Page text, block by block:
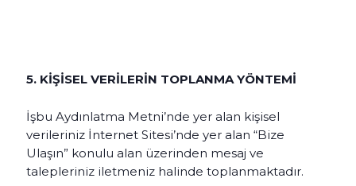
5. KİŞİSEL VERİLERİN TOPLANMA YÖNTEMİ
İşbu Aydınlatma Metni’nde yer alan kişisel
verileriniz İnternet Sitesi’nde yer alan “Bize
Ulaşın” konulu alan üzerinden mesaj ve
talepleriniz iletmeniz halinde toplanmaktadır.